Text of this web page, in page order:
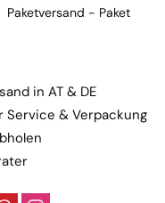
Paketversand - Paket
in AT & DE
Service & Verpackung